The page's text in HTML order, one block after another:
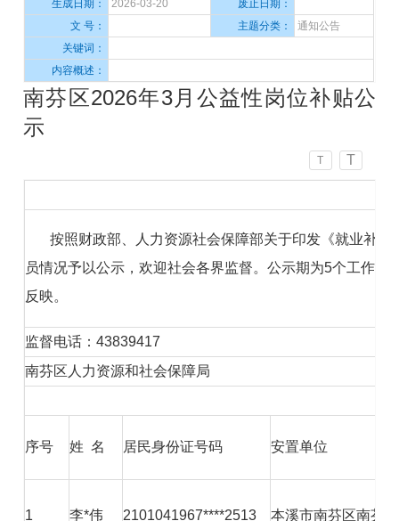
生成日期：
2026-03-20
废止日期：
文 号：
主题分类：
通知公告
关键词：
内容概述：
南芬区2026年3月公益性岗位补贴公
示
T T
按照财政部、人力资源社会保障部关于印发《就业补助
员情况予以公示，欢迎社会各界监督。公示期为5个工作
反映。
监督电话：43839417
南芬区人力资源和社会保障局
序号 姓 名 居民身份证号码 安置单位
1 李*伟 2101041967****2513 本溪市南芬区南芬